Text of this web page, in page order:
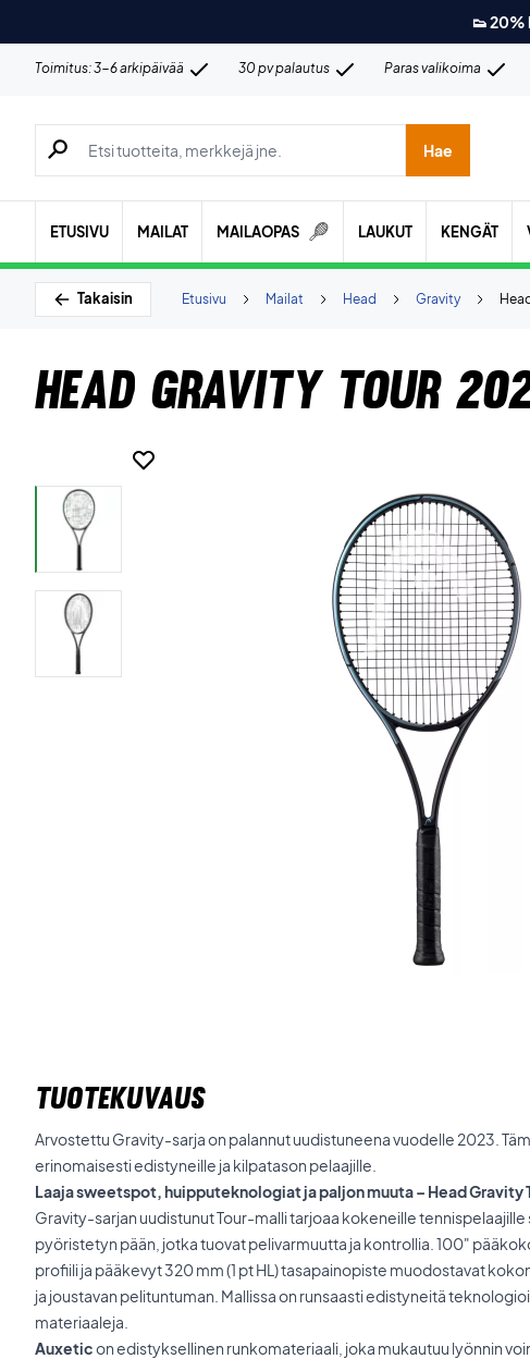
👟
Toimitus: 3-6 arkipäivää 30 pv palautus Paras valikoima
Hae tuotteita, merkkejä jne.
Hae
ETUSIVU MAILAT MAILAOPAS LAUKUT KENGÄT
Takaisin Gravity
Head
Mailat
Etusivu
Head Gravity Tour
TUOTEKUVAUS
Arvostettu Gravity-sarja on palannut uudistuneena vuodelle 2023.
erinomaisesti edistyneille ja kilpatason pelaajille.
Laaja sweetspot, huipputeknologiat ja paljon muuta – Head Gravity
Gravity-sarjan uudistunut Tour-malli tarjoaa kokeneille
pyöristetyn pään, jotka tuovat pelivarmuutta ja kontrollia. 100"
profiili ja pääkevyt 320 mm (1 pt HL) tasapainopiste muodostavat
ja joustavan pelituntuman. Mallissa on runsaasti edistyneitä
materiaaleja.
Auxeticon edistyksellinen runkomateriaali, joka mukautuu lyönnin